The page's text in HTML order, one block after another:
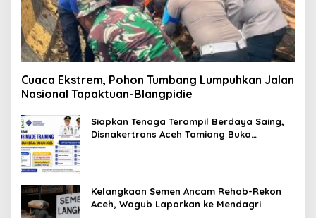
Cuaca Ekstrem, Pohon Tumbang Lumpuhkan Jalan
Nasional Tapaktuan-Blangpidie
Siapkan Tenaga Terampil Berdaya Saing,
Disnakertrans Aceh Tamiang Buka
Kelangkaan Semen Ancam Rehab-Rekon
Aceh, Wagub Laporkan ke Mendagri